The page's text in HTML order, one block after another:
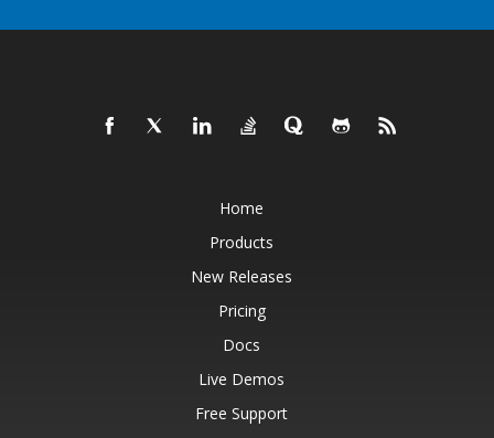
Home
Products
New Releases
Pricing
Docs
Live Demos
Free Support